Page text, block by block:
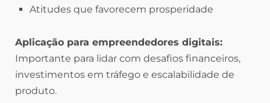
Atitudes que favorecem prosperidade
Aplicação para empreendedores digitais:
Importante para lidar com desafios financeiros,
investimentos em tráfego e escalabilidade de
produto.